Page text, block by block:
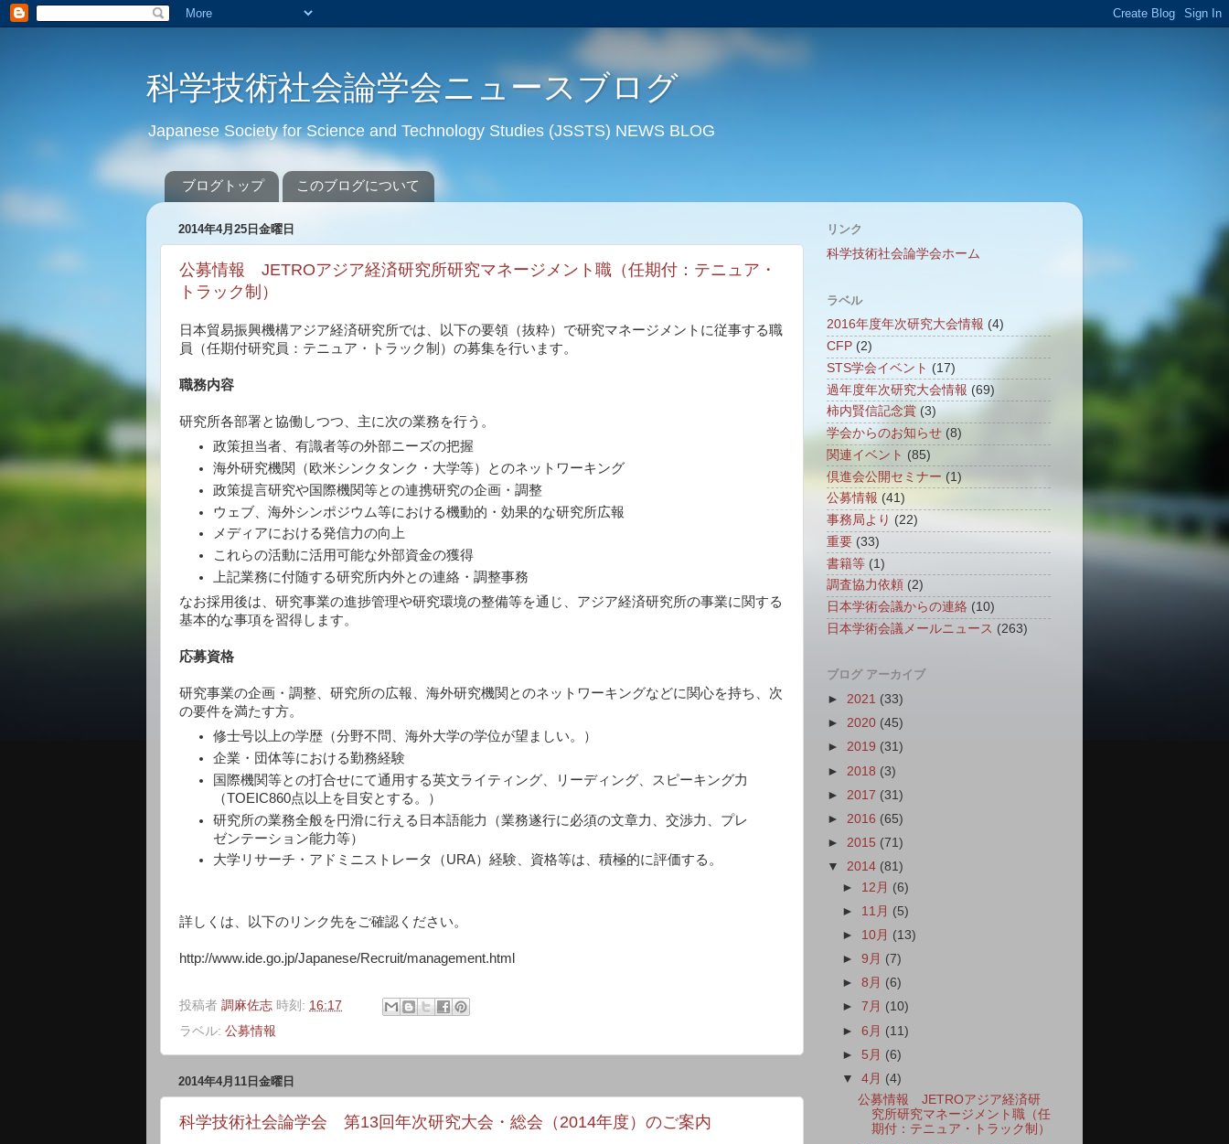
科学技術社会論学会ニュースブログ
Japanese Society for Science and Technology Studies (JSSTS) NEWS BLOG
ブログトップ このブログについて
2014年4月25日金曜日
公募情報 JETROアジア経済研究所研究マネージメント職（任期付：テニュア・
トラック制）
日本貿易振興機構アジア経済研究所では、以下の要領（抜粋）で研究マネージメントに従事する職
員（任期付研究員：テニュア・トラック制）の募集を行います。
職務内容
研究所各部署と協働しつつ、主に次の業務を行う。
政策担当者、有識者等の外部ニーズの把握
海外研究機関（欧米シンクタンク・大学等）とのネットワーキング
政策提言研究や国際機関等との連携研究の企画・調整
ウェブ、海外シンポジウム等における機動的・効果的な研究所広報
メディアにおける発信力の向上
これらの活動に活用可能な外部資金の獲得
上記業務に付随する研究所内外との連絡・調整事務
なお採用後は、研究事業の進捗管理や研究環境の整備等を通じ、アジア経済研究所の事業に関する
基本的な事項を習得します。
応募資格
研究事業の企画・調整、研究所の広報、海外研究機関とのネットワーキングなどに関心を持ち、次
の要件を満たす方。
修士号以上の学歴（分野不問、海外大学の学位が望ましい。）
企業・団体等における勤務経験
国際機関等との打合せにて通用する英文ライティング、リーディング、スピーキング力
（TOEIC860点以上を目安とする。）
研究所の業務全般を円滑に行える日本語能力（業務遂行に必須の文章力、交渉力、プレ
ゼンテーション能力等）
大学リサーチ・アドミニストレータ（URA）経験、資格等は、積極的に評価する。
詳しくは、以下のリンク先をご確認ください。
http://www.ide.go.jp/Japanese/Recruit/management.html
投稿者 調麻佐志 時刻: 16:17
ラベル: 公募情報
2014年4月11日金曜日
科学技術社会論学会 第13回年次研究大会・総会（2014年度）のご案内
リンク
科学技術社会論学会ホーム
ラベル
2016年度年次研究大会情報 (4)
CFP (2)
STS学会イベント (17)
過年度年次研究大会情報 (69)
柿内賢信記念賞 (3)
学会からのお知らせ (8)
関連イベント (85)
倶進会公開セミナー (1)
公募情報 (41)
事務局より (22)
重要 (33)
書籍等 (1)
調査協力依頼 (2)
日本学術会議からの連絡 (10)
日本学術会議メールニュース (263)
ブログ アーカイブ
► 2021 (33)
► 2020 (45)
► 2019 (31)
► 2018 (3)
► 2017 (31)
► 2016 (65)
► 2015 (71)
▼ 2014 (81)
► 12月 (6)
► 11月 (5)
► 10月 (13)
►9月 (7)
►8月 (6)
►7月 (10)
►6月 (11)
► 5月 (6)
▼4月 (4)
公募情報 JETROアジア経済研
究所研究マネージメント職（任
期付：テニュア・トラック制）